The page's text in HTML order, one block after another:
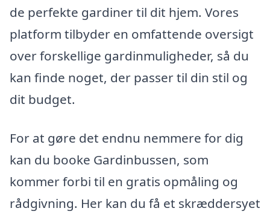
de perfekte gardiner til dit hjem. Vores
platform tilbyder en omfattende oversigt
over forskellige gardinmuligheder, så du
kan finde noget, der passer til din stil og
dit budget.
For at gøre det endnu nemmere for dig
kan du booke Gardinbussen, som
kommer forbi til en gratis opmåling og
rådgivning. Her kan du få et skræddersyet